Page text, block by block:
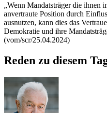
„Wenn Mandatsträger die ihnen
anvertraute Position durch
ausnutzen, kann dies das
Demokratie und ihre
(vom/scr/25.04.2024)
Reden zu diesem